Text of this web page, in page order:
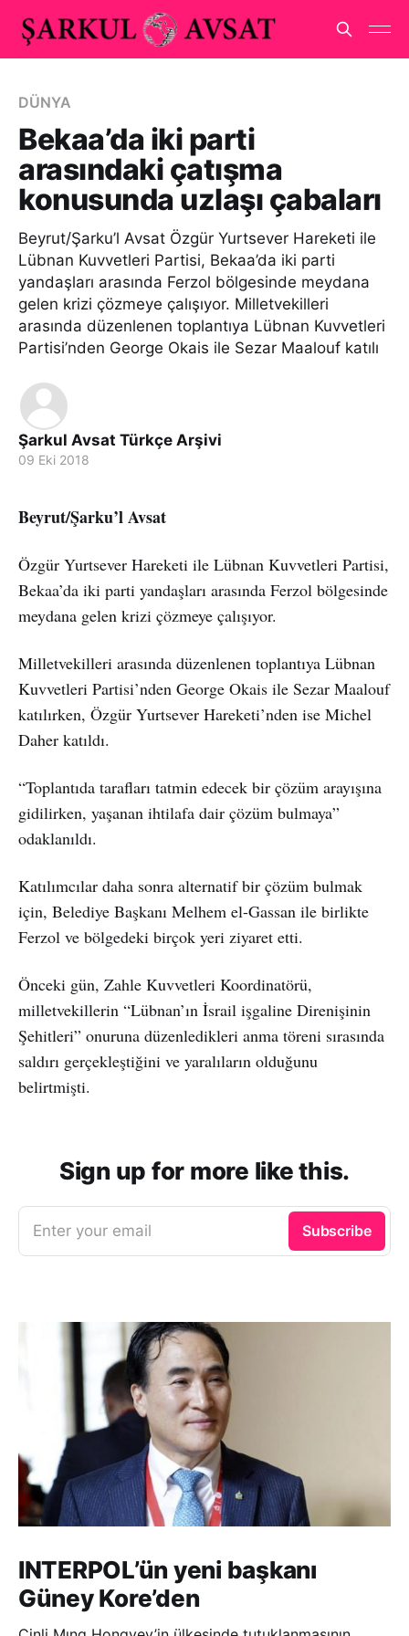
DÜNYA
Bekaa’da iki parti
arasındaki çatışma
konusunda uzlaşı çabaları
Beyrut/Şarku’l Avsat Özgür Yurtsever Hareketi ile
Lübnan Kuvvetleri Partisi, Bekaa’da iki parti
yandaşları arasında Ferzol bölgesinde meydana
gelen krizi çözmeye çalışıyor. Milletvekilleri
arasında düzenlenen toplantıya Lübnan Kuvvetleri
Partisi’nden George Okais ile Sezar Maalouf katılı
Şarkul Avsat Türkçe Arşivi
09 Eki 2018
Beyrut/Şarku’l Avsat
Özgür Yurtsever Hareketi ile Lübnan Kuvvetleri Partisi,
Bekaa’da iki parti yandaşları arasında Ferzol bölgesinde
meydana gelen krizi çözmeye çalışıyor.
Milletvekilleri arasında düzenlenen toplantıya Lübnan
Kuvvetleri Partisi’nden George Okais ile Sezar Maalouf
katılırken, Özgür Yurtsever Hareketi’nden ise Michel
Daher katıldı.
“Toplantıda tarafları tatmin edecek bir çözüm arayışına
gidilirken, yaşanan ihtilafa dair çözüm bulmaya”
odaklanıldı.
Katılımcılar daha sonra alternatif bir çözüm bulmak
için, Belediye Başkanı Melhem el-Gassan ile birlikte
Ferzol ve bölgedeki birçok yeri ziyaret etti.
Önceki gün, Zahle Kuvvetleri Koordinatörü,
milletvekillerin “Lübnan’ın İsrail işgaline Direnişinin
Şehitleri” onuruna düzenledikleri anma töreni sırasında
saldırı gerçekleştiğini ve yaralıların olduğunu
belirtmişti.
Sign up for more like this.
Enter your email Subscribe
INTERPOL’ün yeni başkanı
Güney Kore’den